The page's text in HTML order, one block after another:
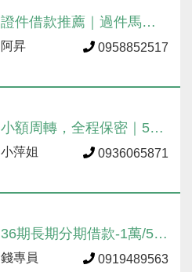
證件借款推薦｜過件馬上
放款、利息最低，有工作
即可辦理
阿昇 0958852517
小額周轉，全程保密｜5萬
內借款，月息99元
小萍姐 0936065871
36期長期分期借款-1萬/5
萬/20萬月付試算、撥款幫
手
錢專員 0919489563